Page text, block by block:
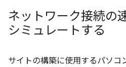
ネットワーク接続の
シミュレートする
サイトの構築に使用するパソコ